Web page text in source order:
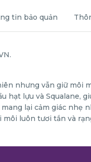
tin bảo quản
nhưng vẫn giữ môi
hạt lựu và Squalane,
lại cảm giác nhẹ
luôn tươi tắn và